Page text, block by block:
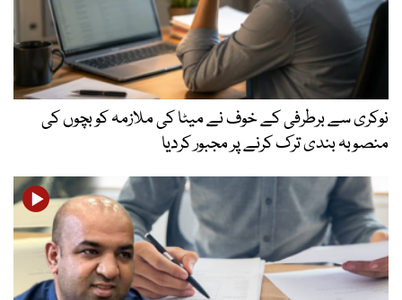
نوکری سے برطرفی کے خوف نے میٹا کی ملازمہ کو بچوں کی
منصوبہ بندی ترک کرنے پر مجبور کردیا